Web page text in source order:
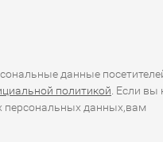
данные
политикой . Если вы
персональных данных,вам